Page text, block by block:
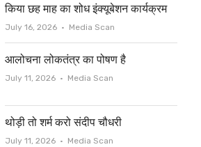
किया छह माह का शोध इंक्यूबेशन कार्यक्रम
July 16, 2026 Author
Media Scan
आलोचना लोकतंत्र का पोषण है
July 11, 2026 Author
Media Scan
थोड़ी तो शर्म करो संदीप चौधरी
July 11, 2026 Author
Media Scan